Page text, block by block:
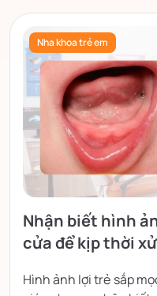
Nha khoa trẻ em
Nhận biết hình
cửa để kịp thời
Hình ảnh lợi trẻ sắp